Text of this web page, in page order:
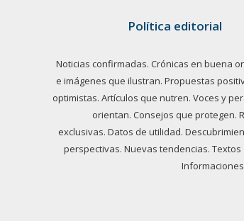
Política editorial
Noticias confirmadas. Crónicas en buena
e imágenes que ilustran. Propuestas
optimistas. Artículos que nutren. Voces y
orientan. Consejos que protegen.
exclusivas. Datos de utilidad.
perspectivas. Nuevas tendencias. Textos